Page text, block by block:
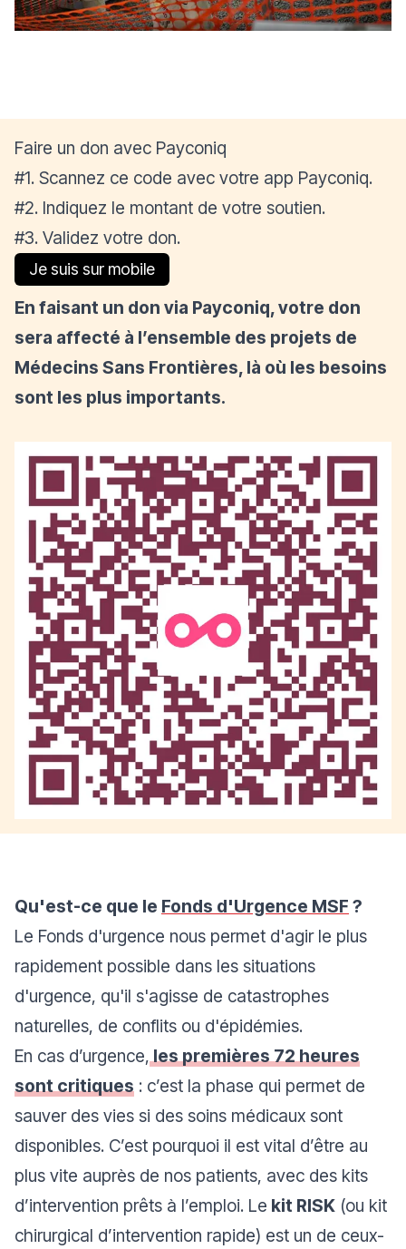
Faire un don avec Payconiq
#1. Scannez ce code avec votre app Payconiq.
#2. Indiquez le montant de votre soutien.
#3. Validez votre don.
Je suis sur mobile
En faisant un don via Payconiq, votre don
sera affecté à l’ensemble des projets de
Médecins Sans Frontières, là où les besoins
sont les plus importants.
Qu'est-ce que le Fonds d'Urgence MSF ?
Le Fonds d'urgence nous permet d'agir le plus
rapidement possible dans les situations
d'urgence, qu'il s'agisse de catastrophes
naturelles, de conflits ou d'épidémies.
En cas d’urgence,les premières 72 heures
sont critiques : c’est la phase qui permet de
sauver des vies si des soins médicaux sont
disponibles. C’est pourquoi il est vital d’être au
plus vite auprès de nos patients, avec des kits
d’intervention prêts à l’emploi. Le kit RISK (ou kit
chirurgical d’intervention rapide) est un de ceux-